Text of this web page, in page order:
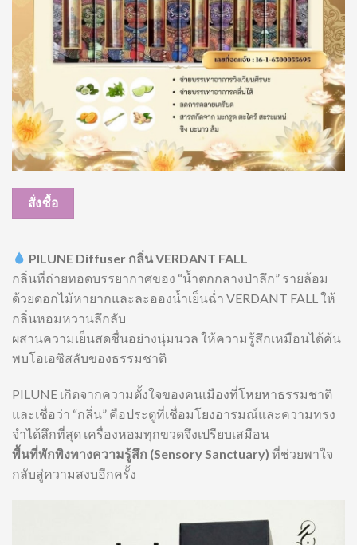
สั่งซื้อ
PILUNE Diffuser กลิ่น VERDANT FALL
กลิ่นที่ถ่ายทอดบรรยากาศของ “น้ำตกกลางป่าลึก” รายล้อม
ด้วยดอกไม้หายากและละอองน้ำเย็นฉ่ำ VERDANT FALL ให้
กลิ่นหอมหวานลึกลับ
ผสานความเย็นสดชื่นอย่างนุ่มนวล ให้ความรู้สึกเหมือนได้ค้น
พบโอเอซิสลับของธรรมชาติ
PILUNE เกิดจากความตั้งใจของคนเมืองที่โหยหาธรรมชาติ
และเชื่อว่า “กลิ่น” คือประตูที่เชื่อมโยงอารมณ์และความทรง
จำได้ลึกที่สุด เครื่องหอมทุกขวดจึงเปรียบเสมือน
พื้นที่พักพิงทางความรู้สึก (Sensory Sanctuary) ที่ช่วยพาใจ
กลับสู่ความสงบอีกครั้ง